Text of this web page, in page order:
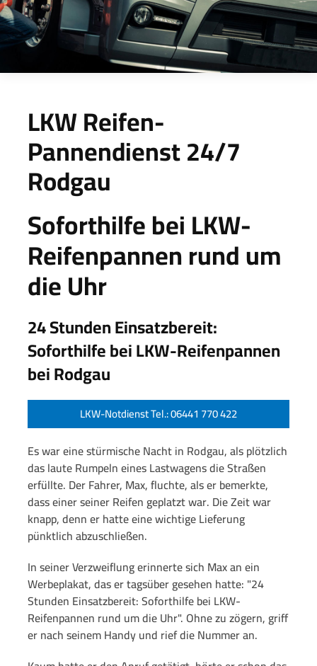
LKW Reifen-
Pannendienst 24/7
Rodgau
Soforthilfe bei LKW-
Reifenpannen rund um
die Uhr
24 Stunden Einsatzbereit:
Soforthilfe bei LKW-Reifenpannen
bei Rodgau
LKW-Notdienst Tel.: 06441 770 422
Es war eine stürmische Nacht in Rodgau, als plötzlich
das laute Rumpeln eines Lastwagens die Straßen
erfüllte. Der Fahrer, Max, fluchte, als er bemerkte,
dass einer seiner Reifen geplatzt war. Die Zeit war
knapp, denn er hatte eine wichtige Lieferung
pünktlich abzuschließen.
In seiner Verzweiflung erinnerte sich Max an ein
Werbeplakat, das er tagsüber gesehen hatte: "24
Stunden Einsatzbereit: Soforthilfe bei LKW-
Reifenpannen rund um die Uhr". Ohne zu zögern, griff
er nach seinem Handy und rief die Nummer an.